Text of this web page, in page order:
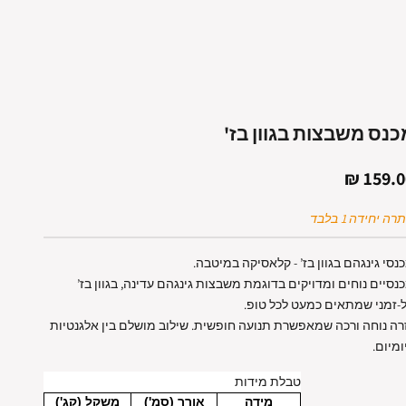
משבצות בגוון בז'
מבצע
יחידה 1 בלבד
גינגהם בגוון בז’ - קלאסיקה במיטבה.
נוחים ומדויקים בדוגמת משבצות גינגהם עדינה, בגוון בז’
זמני שמתאים כמעט לכל טופ.
נוחה ורכה שמאפשרת תנועה חופשית. שילוב מושלם בין אלגנטיות
טבלת מידות
מידה אורך (סמ') משקל (קג')